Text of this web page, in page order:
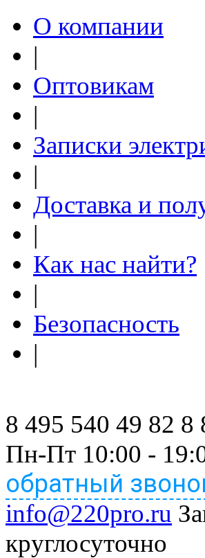
О компании
|
Оптовикам
|
Записки
|
Доставка и
|
Как нас найти?
|
Безопасность
|
8 495 540 49 82 8
Пн-Пт 10:00 -
обратный
info@220pro.ru
круглосуточно